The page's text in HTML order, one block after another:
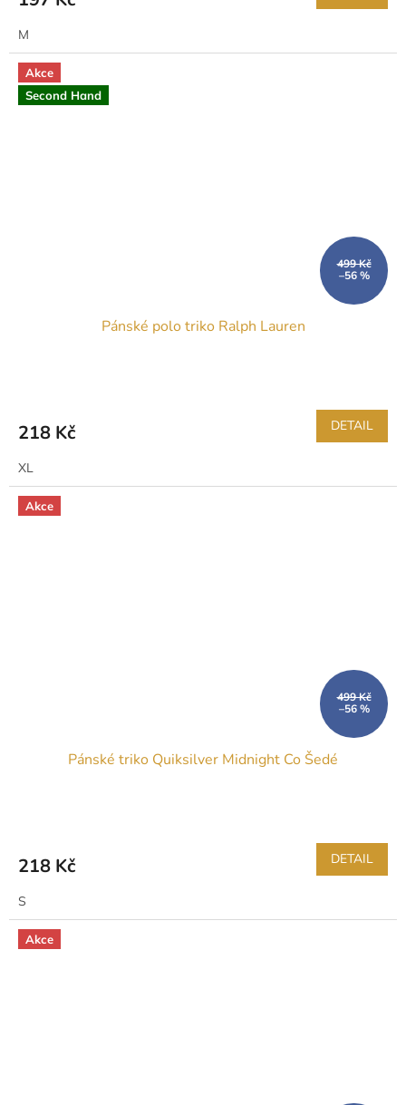
M
Akce
Second Hand
499 Kč
–56 %
Pánské polo triko Ralph Lauren
218 Kč DETAIL
XL
Akce
499 Kč
–56 %
Pánské triko Quiksilver Midnight Co Šedé
218 Kč DETAIL
S
Akce